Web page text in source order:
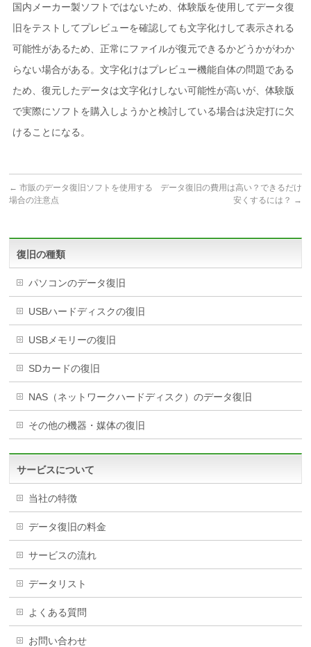
国内メーカー製ソフトではないため、体験版を使用してデータ復
旧をテストしてプレビューを確認しても文字化けして表示される
可能性があるため、正常にファイルが復元できるかどうかがわか
らない場合がある。文字化けはプレビュー機能自体の問題である
ため、復元したデータは文字化けしない可能性が高いが、体験版
で実際にソフトを購入しようかと検討している場合は決定打に欠
けることになる。
← 市販のデータ復旧ソフトを使用する
場合の注意点
データ復旧の費用は高い？できるだけ
安くするには？ →
復旧の種類
パソコンのデータ復旧
USBハードディスクの復旧
USBメモリーの復旧
SDカードの復旧
NAS（ネットワークハードディスク）のデータ復旧
その他の機器・媒体の復旧
サービスについて
当社の特徴
データ復旧の料金
サービスの流れ
データリスト
よくある質問
お問い合わせ